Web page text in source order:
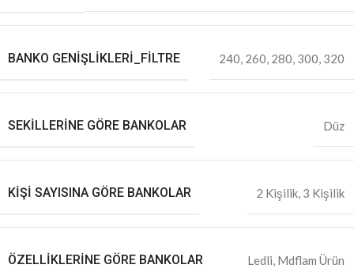
BANKO GENIŞLIKLERI_FILTRE 240, 260, 280, 300, 320
SEKILLERINE GÖRE BANKOLAR Düz
KIŞI SAYISINA GÖRE BANKOLAR 2 Kişilik, 3 Kişilik
ÖZELLIKLERINE GÖRE BANKOLAR Ledli, Mdflam Ürün